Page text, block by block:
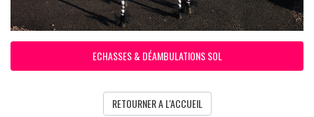
ECHASSES & DÉAMBULATIONS SOL
RETOURNER A L'ACCUEIL